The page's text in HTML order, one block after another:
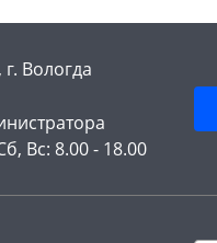
Вологда
Вс: 8.00 - 18.00